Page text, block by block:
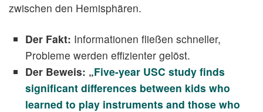
zwischen den Hemisphären.
Der Fakt: Informationen fließen schneller,
Probleme werden effizienter gelöst.
Der Beweis: „Five-year USC study finds
significant differences between kids who
learned to play instruments and those who